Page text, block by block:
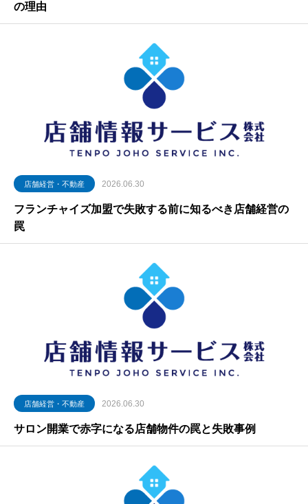
の理由
店舗経営・不動産 2026.06.30
フランチャイズ加盟で失敗する前に知るべき店舗経営の
罠
店舗経営・不動産 2026.06.30
サロン開業で赤字になる店舗物件の罠と失敗事例